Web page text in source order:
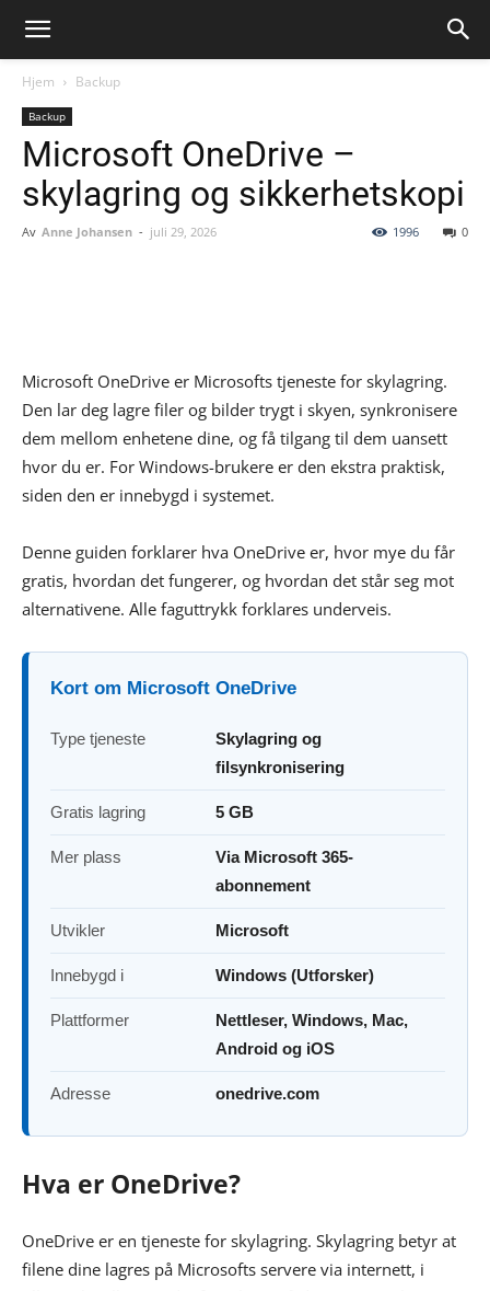
Hjem Backup
Backup
Microsoft OneDrive –
skylagring og sikkerhetskopi
Av Anne Johansen - juli 29, 2026 0
1996
Microsoft OneDrive er Microsofts tjeneste for skylagring.
Den lar deg lagre filer og bilder trygt i skyen, synkronisere
dem mellom enhetene dine, og få tilgang til dem uansett
hvor du er. For Windows-brukere er den ekstra praktisk,
siden den er innebygd i systemet.
Denne guiden forklarer hva OneDrive er, hvor mye du får
gratis, hvordan det fungerer, og hvordan det står seg mot
alternativene. Alle faguttrykk forklares underveis.
Kort om Microsoft OneDrive
Type tjeneste
Skylagring og
filsynkronisering
Gratis lagring 5 GB
Mer plass
Via Microsoft 365-
abonnement
Utvikler Microsoft
Innebygd i Windows (Utforsker)
Plattformer
Nettleser, Windows, Mac,
Android og iOS
Adresse onedrive.com
Hva er OneDrive?
OneDrive er en tjeneste for skylagring. Skylagring betyr at
filene dine lagres på Microsofts servere via internett, i